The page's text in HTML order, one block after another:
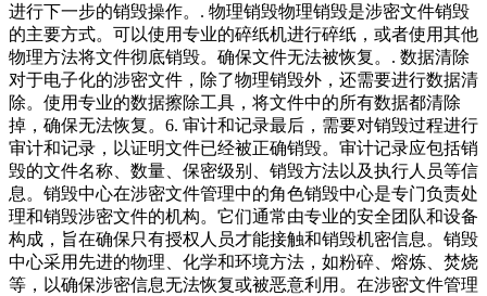
进行下一步的销毁操作。. 物理销毁物理销毁是涉密文件销毁
的主要方式。可以使用专业的碎纸机进行碎纸，或者使用其他
物理方法将文件彻底销毁。确保文件无法被恢复。. 数据清除
对于电子化的涉密文件，除了物理销毁外，还需要进行数据清
除。使用专业的数据擦除工具，将文件中的所有数据都清除
掉，确保无法恢复。6. 审计和记录最后，需要对销毁过程进行
审计和记录，以证明文件已经被正确销毁。审计记录应包括销
毁的文件名称、数量、保密级别、销毁方法以及执行人员等信
息。销毁中心在涉密文件管理中的角色销毁中心是专门负责处
理和销毁涉密文件的机构。它们通常由专业的安全团队和设备
构成，旨在确保只有授权人员才能接触和销毁机密信息。销毁
中心采用先进的物理、化学和环境方法，如粉碎、熔炼、焚烧
等，以确保涉密信息无法恢复或被恶意利用。在涉密文件管理